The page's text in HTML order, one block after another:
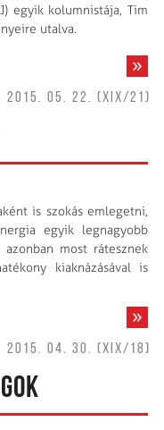
egyik kolumnistája, Tim
utalva.
2015. 05. 22. (XIX/21)
is szokás emlegetni,
egyik legnagyobb
most rátesznek
kiaknázásával is
2015. 04. 30. (XIX/18)